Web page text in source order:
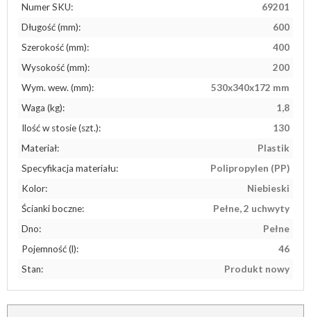
Numer SKU:
69201
Długość (mm):
600
Szerokość (mm):
400
Wysokość (mm):
200
Wym. wew. (mm):
530x340x172 mm
Waga (kg):
1,8
Ilość w stosie (szt.):
130
Materiał:
Plastik
Specyfikacja materiału:
Polipropylen (PP)
Kolor:
Niebieski
Ścianki boczne:
Pełne, 2 uchwyty
Dno:
Pełne
Pojemność (l):
46
Stan:
Produkt nowy